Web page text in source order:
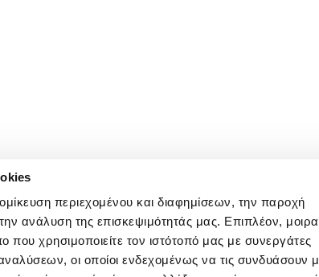
περιεχομένου και διαφημίσεων, την παροχή
ανάλυση της επισκεψιμότητάς μας. Επιπλέον,
χρησιμοποιείτε τον ιστότοπό μας με συνεργάτες
οι οποίοι ενδεχομένως να τις συνδυάσουν